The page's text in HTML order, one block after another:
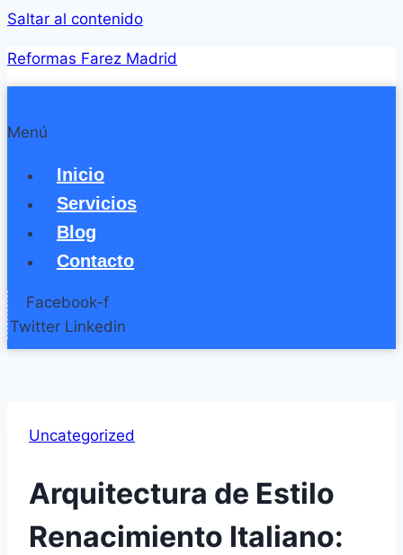
Saltar al contenido
Reformas Farez Madrid
Menú
Inicio
Servicios
Blog
Contacto
Facebook-f
Twitter Linkedin
Uncategorized
Arquitectura de Estilo
Renacimiento Italiano: